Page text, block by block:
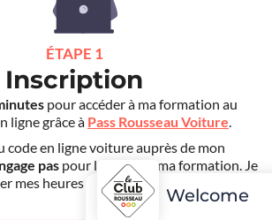
ÉTAPE 1
Inscription
pour accéder à ma formation au
ligne grâce à Pass Rousseau Voiture.
en ligne voiture auprès de mon
pas pour la suite de ma formation. Je
mes heures de conduite dans un autre
Welcome